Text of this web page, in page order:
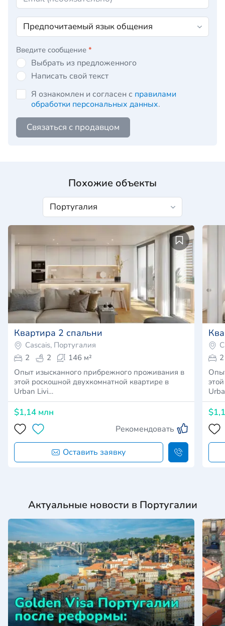
Введите сообщение *
Выбрать из предложенного
Написать свой текст
Я ознакомлен и согласен с правилами
обработки персональных данных.
Связаться с продавцом
Похожие объекты
Квартира 2 спальни
Cascais, Португалия
2
2
146 м²
Опыт изысканного прибрежного проживания в
этой роскошной двухкомнатной квартире в
Urban Livi…
$1,14 млн
Рекомендовать
Оставить заявку
2
Актуальные новости в Португалии